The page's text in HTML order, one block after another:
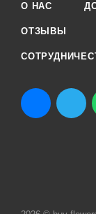
О НАС
ОТЗЫВЫ